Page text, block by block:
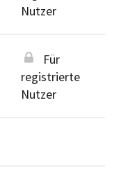
Nutzer
Für
registrierte
Nutzer